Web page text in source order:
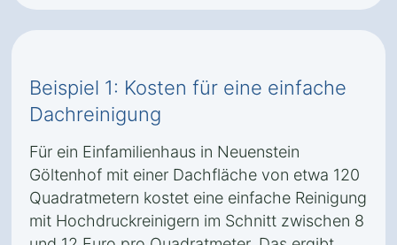
Beispiel 1: Kosten für eine einfache
Dachreinigung
Für ein Einfamilienhaus in Neuenstein
Göltenhof mit einer Dachfläche von etwa 120
Quadratmetern kostet eine einfache Reinigung
mit Hochdruckreinigern im Schnitt zwischen 8